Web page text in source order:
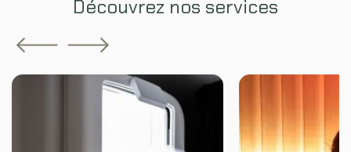
Découvrez nos services